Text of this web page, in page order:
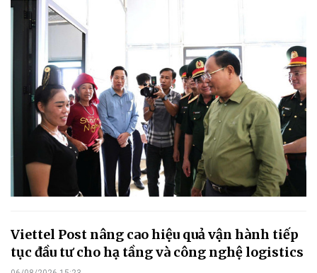
Viettel Post nâng cao hiệu quả vận hành tiếp
tục đầu tư cho hạ tầng và công nghệ logistics